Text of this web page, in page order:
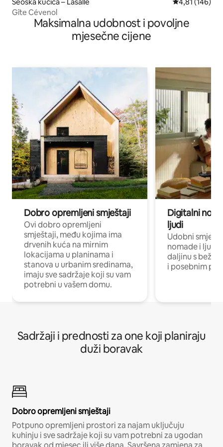
Gîte Cévenol
Maksimalna udobnost i povoljne
mjesečne cijene
Dobro opremljeni smještaji
Ovi dobro opremljeni
smještaji, među kojima ima
drvenih kuća na mirnim
lokacijama u planinama i
stanova u urbanim sredinama,
imaju sve sadržaje koji su vam
potrebni u vašem domu.
Digitalni
ljudi
Udobni
nomade i ljude
daljinu s
i posebnim
Sadržaji i prednosti za one koji planiraju
duži boravak
Dobro opremljeni smještaji
Potpuno opremljeni prostori za najam uključuju
kuhinju i sve sadržaje koji su vam potrebni za ugodan